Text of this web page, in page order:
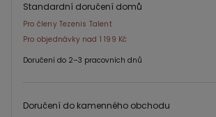
Standardní doručení domů
Pro členy Tezenis Talent
Pro objednávky nad 1 199 Kč
Doručení do 2–3 pracovních dnů
Doručení do kamenného obchodu